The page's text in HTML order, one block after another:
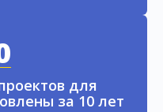
для
за 10 лет